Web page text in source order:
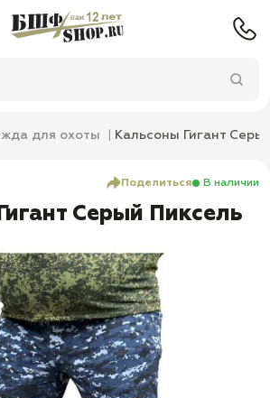
для охоты Кальсоны Гигант
Поделиться В наличии
Серый Пиксель